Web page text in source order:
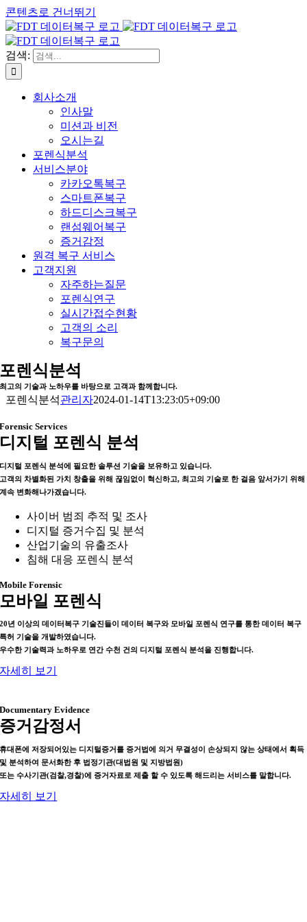
콘텐츠로 건너뛰기
검색:
회사소개
인사말
미션과 비전
오시는길
포렌식분석
서비스분야
카카오톡복구
스마트폰복구
하드디스크복구
랜섬웨어복구
증거감정
원격 복구 서비스
고객지원
자주하는질문
포렌식연구
실시간접수현황
고객의 소리
복구문의
포렌식분석
최고의 기술과 노하우를 바탕으로 고객과 함께합니다.
포렌식분석관리자2024-01-14T13:23:05+09:00
Forensic Services
디지털 포렌식 분석
디지털 포렌식 분석에 필요한 솔루션 기술을 보유하고 있습니다.
고객의 차별화된 가치 창출을 위해 끊임없이 혁신하고, 최고의 기술로 한 걸음 앞서가기 위해
계속 변화해나가겠습니다.
사이버 범죄 추적 및 조사
디지털 증거수집 및 분석
산업기술의 유출조사
침해 대응 포렌식 분석
Mobile Forensic
모바일 포렌식
20년 이상의 데이터복구 기술진들이 데이터 복구와 모바일 포렌식 연구를 통한 데이터 복구
특허 기술을 개발하였습니다.
우수한 기술력과 노하우로 연간 수천 건의 디지털 포렌식 분석을 진행합니다.
자세히 보기
Documentary Evidence
증거감정서
휴대폰에 저장되어있는 디지털증거를 증거법에 의거 무결성이 손상되지 않는 상태에서 획득
및 분석하여 문서화한 후 법정기관(대법원 및 지방법원)
또는 수사기관(검찰,경찰)에 증거자료로 제출 할 수 있도록 해드리는 서비스를 말합니다.
자세히 보기